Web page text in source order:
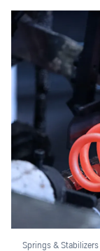
Springs & Stabilizers